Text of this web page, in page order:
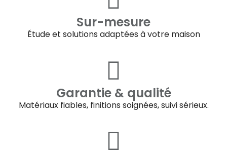
Sur-mesure
Étude et solutions adaptées à votre maison
Garantie & qualité
Matériaux fiables, finitions soignées, suivi sérieux.